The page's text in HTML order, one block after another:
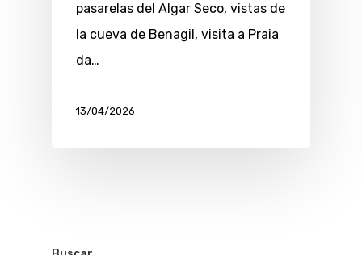
pasarelas del Algar Seco, vistas de
la cueva de Benagil, visita a Praia
da…
13/04/2026